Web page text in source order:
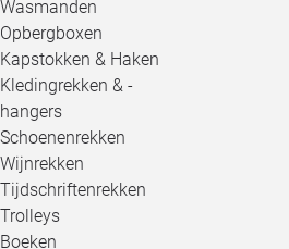
Wasmanden
Opbergboxen
Kapstokken & Haken
Kledingrekken & -
hangers
Schoenenrekken
Wijnrekken
Tijdschriftenrekken
Trolleys
Boeken